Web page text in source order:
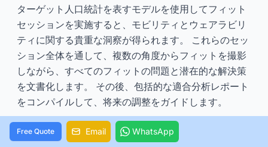
ターゲット人口統計を表すモデルを使用してフィット
セッションを実施すると、モビリティとウェアラビリ
ティに関する貴重な洞察が得られます。 これらのセッ
ション全体を通して、複数の角度からフィットを撮影
しながら、すべてのフィットの問題と潜在的な解決策
を文書化します。 その後、包括的な適合分析レポート
をコンパイルして、将来の調整をガイドします。
「ワンシーズンスタイルと10年のベストセラーの違い
Free Quote Email WhatsApp